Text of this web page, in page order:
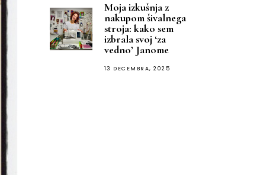
Moja izkušnja z
nakupom šivalnega
stroja: kako sem
izbrala svoj ‘za
vedno’ Janome
13 DECEMBRA, 2025